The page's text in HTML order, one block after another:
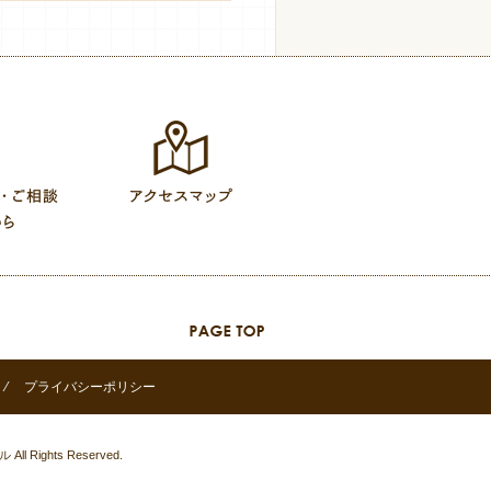
⁄ プライバシーポリシー
All Rights Reserved.